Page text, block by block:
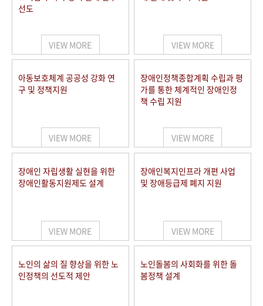
선도
VIEW MORE VIEW MORE
아동보호체계 공공성 강화 연
구 및 정책지원
VIEW MORE
장애인정책종합계획 수립과 평
가를 통한 체계적인 장애인정
책 수립 지원
VIEW MORE
장애인 자립생활 실현을 위한
장애인활동지원제도 설계
VIEW MORE
장애인복지인프라 개편 사업
및 장애등급제 폐지 지원
VIEW MORE
노인의 삶의 질 향상을 위한 노
인정책의 선도적 제안
노인돌봄의 사회화를 위한 돌
봄정책 설계